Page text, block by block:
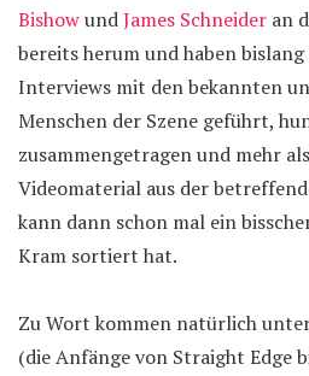
BishowundJames Schneider an
bereits herum und haben
Interviews mit den bekannten
Menschen der Szene geführt,
zusammengetragen und mehr
Videomaterial aus der
kann dann schon mal ein
Kram sortiert hat.
Zu Wort kommen natürlich
(die Anfänge von Straight Edge